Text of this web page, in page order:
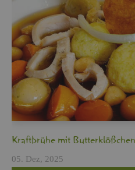
Kraft­brü­he mit But­ter­klö­ßchen
05. Dez, 2025